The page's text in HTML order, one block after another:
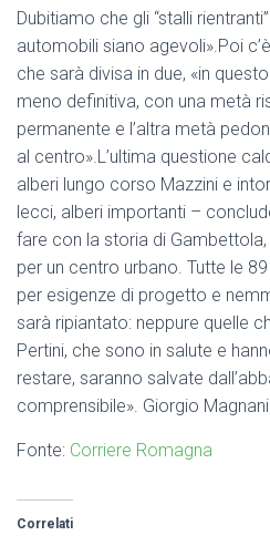
Dubitiamo che gli “stalli
automobili siano agevoli».Poi
che sarà divisa in due, «in
meno definitiva, con una metà
permanente e l’altra metà
al centro».L’ultima questione
alberi lungo corso Mazzini e
lecci, alberi importanti –
fare con la storia di
per un centro urbano. Tutte le
per esigenze di progetto e
sarà ripiantato: neppure quelle
Pertini, che sono in salute e
restare, saranno salvate
comprensibile». Giorgio Magnani
Fonte: Corriere Romagna
Correlati